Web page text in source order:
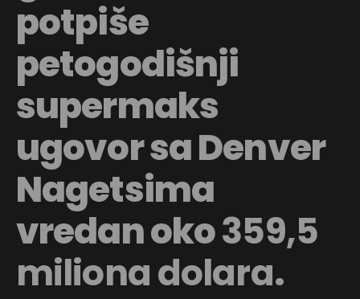
potpiše
petogodišnji
supermaks
ugovor sa Denver
Nagetsima
vredan oko359,5
miliona dolara.